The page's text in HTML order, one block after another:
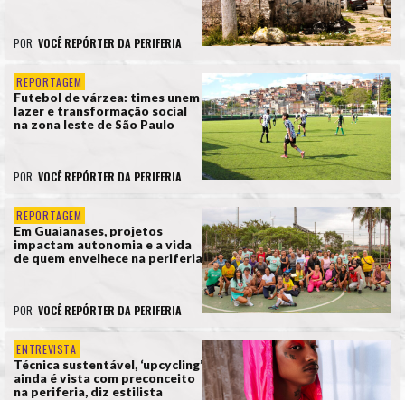
POR VOCÊ REPÓRTER DA PERIFERIA
REPORTAGEM
Futebol de várzea: times unem
lazer e transformação social
na zona leste de São Paulo
POR VOCÊ REPÓRTER DA PERIFERIA
REPORTAGEM
Em Guaianases, projetos
impactam autonomia e a vida
de quem envelhece na periferia
POR VOCÊ REPÓRTER DA PERIFERIA
ENTREVISTA
Técnica sustentável, ‘upcycling’
ainda é vista com preconceito
na periferia, diz estilista